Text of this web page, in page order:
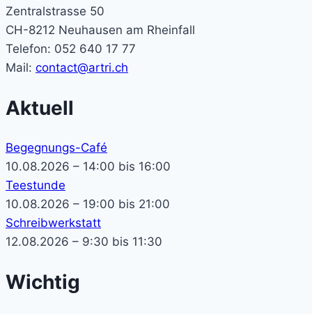
Zentralstrasse 50
CH-8212 Neuhausen am Rheinfall
Telefon: 052 640 17 77
Mail: contact@artri.ch
Aktuell
Begegnungs-Café
10.08.2026 – 14:00 bis 16:00
Teestunde
10.08.2026 – 19:00 bis 21:00
Schreibwerkstatt
12.08.2026 – 9:30 bis 11:30
Wichtig